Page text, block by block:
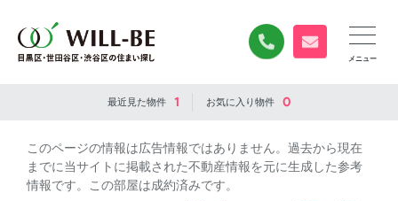
0120-840-834
無料お問い合
最近見た物件 1 お気に入り物件 0
このページの情報は広告情報ではありません。過去から現在
までに当サイトに掲載された不動産情報を元に生成した参考
情報です。この部屋は成約済みです。